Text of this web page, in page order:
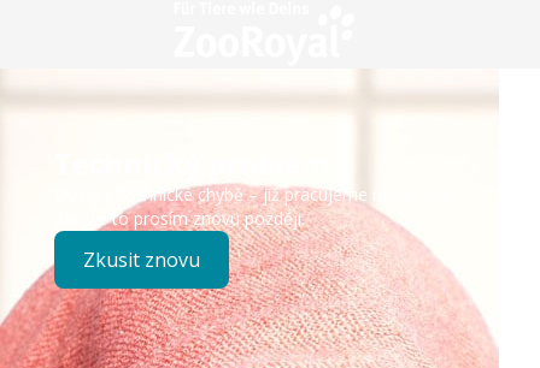
Došlo k technické chybě – již pracujeme na opravě.
Zkuste to prosím znovu později.
Zkusit znovu